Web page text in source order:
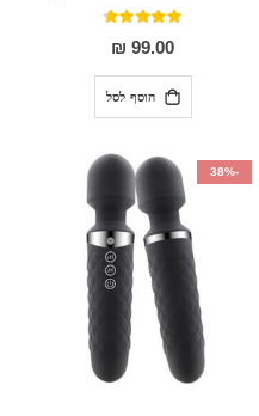
דירוג:
93%
99.00 ₪
הוסף לסל
-38%